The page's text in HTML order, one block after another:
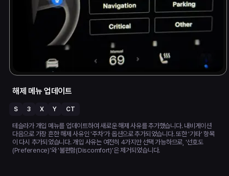
해제 메뉴 업데이트
S 3 X Y CT
테슬라가 개입 메뉴를 업데이트하여 새로운 해제 사유를 추가했습니다. 내비게이션
다음으로 가장 흔한 해제 사유인 '주차'가 옵션으로 추가되었습니다. 또한 '기타' 항목
이 다시 추가되었습니다. 개입 사유는 여전히 4가지만 선택 가능하므로, '선호도
(Preference)'와 '불편함(Discomfort)'은 제거되었습니다.